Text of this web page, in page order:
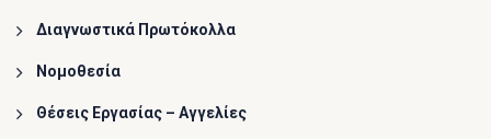
Διαγνωστικά Πρωτόκολλα
Νομοθεσία
Θέσεις Εργασίας – Αγγελίες